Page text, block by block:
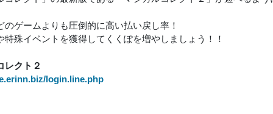
のゲームよりも圧倒的に高い払い戻し率！
特殊イベントを獲得してくくぽを増やしましょう！！
レクト２
login.line.php